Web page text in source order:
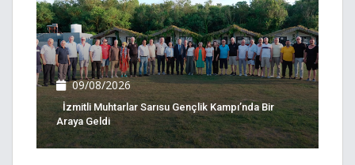
09/08/2026
İzmitli Muhtarlar Sarısu Gençlik Kampı’nda Bir
Araya Geldi